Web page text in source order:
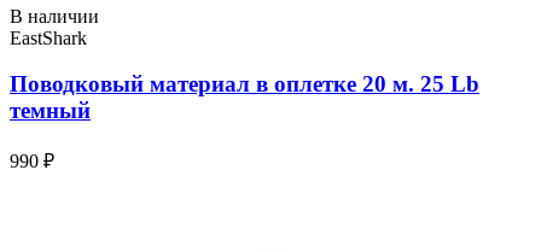
В наличии
EastShark
Поводковый материал в оплетке 20 м. 25 Lb
темный
990 ₽